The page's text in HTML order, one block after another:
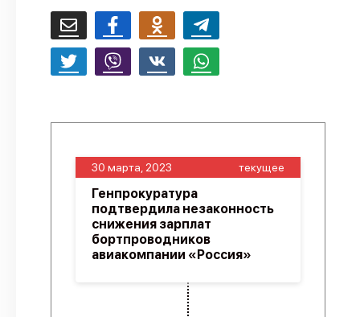
30 марта, 2023 текущее
Генпрокуратура
подтвердила незаконность
снижения зарплат
бортпроводников
авиакомпании «Россия»